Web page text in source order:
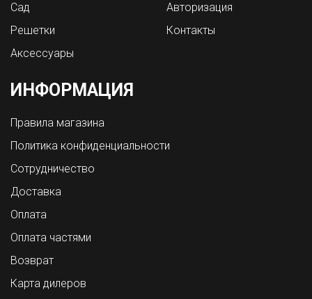
Сад
Решетки
Аксессуары
Авторизация
Контакты
ИНФОРМАЦИЯ
Правила магазина
Политика конфиденциальности
Сотрудничество
Доставка
Оплата
Оплата частями
Возврат
Карта дилеров